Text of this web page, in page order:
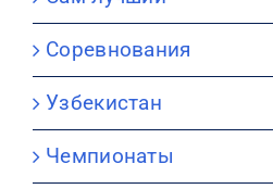
Соревнования
Узбекистан
Чемпионаты